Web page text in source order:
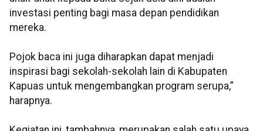
investasi penting bagi masa depan pendidikan
mereka.
Pojok baca ini juga diharapkan dapat menjadi
inspirasi bagi sekolah-sekolah lain di Kabupaten
Kapuas untuk mengembangkan program serupa,”
harapnya.